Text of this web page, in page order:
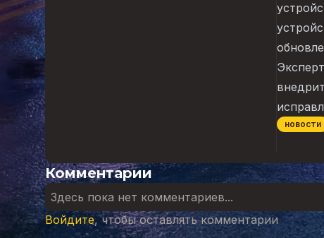
новости
Комментарии
Здесь пока нет комментариев...
Войдите, чтобы оставлять комментарии